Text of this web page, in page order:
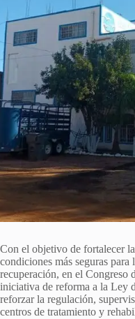
Con el objetivo de fortalecer
condiciones más seguras para
recuperación, en el Congreso
iniciativa de reforma a la Ley
reforzar la regulación,
centros de tratamiento y